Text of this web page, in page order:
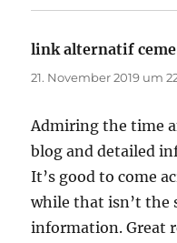
link alternatif ceme
21. November 2019 um
Admiring the time
blog and detailed
It’s good to come
while that isn’t the
information. Great